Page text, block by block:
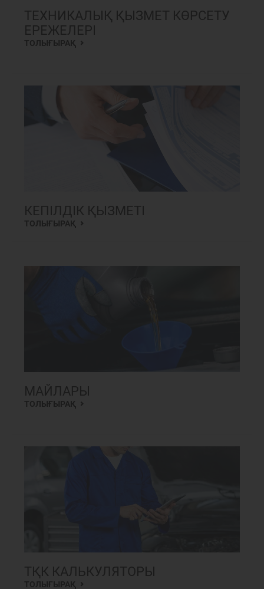
ТЕХНИКАЛЫҚ ҚЫЗМЕТ КӨРСЕТУ
ЕРЕЖЕЛЕРІ
ТОЛЫҒЫРАҚ
КЕПІЛДІК ҚЫЗМЕТІ
ТОЛЫҒЫРАҚ
МАЙЛАРЫ
ТОЛЫҒЫРАҚ
ТҚК КАЛЬКУЛЯТОРЫ
ТОЛЫҒЫРАҚ